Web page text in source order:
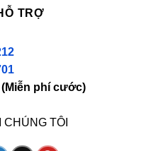
TRỢ
(Miễn phí cước)
CHÚNG TÔI